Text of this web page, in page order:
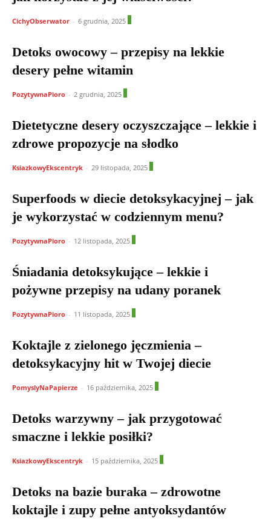
CichyObserwator - 6 grudnia, 2025
Detoks owocowy – przepisy na lekkie
desery pełne witamin
PozytywnaPioro - 2 grudnia, 2025
Dietetyczne desery oczyszczające – lekkie i
zdrowe propozycje na słodko
KsiazkowyEkscentryk - 29 listopada, 2025
Superfoods w diecie detoksykacyjnej – jak
je wykorzystać w codziennym menu?
PozytywnaPioro - 12 listopada, 2025
Śniadania detoksykujące – lekkie i
pożywne przepisy na udany poranek
PozytywnaPioro - 11 listopada, 2025
Koktajle z zielonego jęczmienia –
detoksykacyjny hit w Twojej diecie
PomyslyNaPapierze - 16 października, 2025
Detoks warzywny – jak przygotować
smaczne i lekkie posiłki?
KsiazkowyEkscentryk - 15 października, 2025
Detoks na bazie buraka – zdrowotne
koktajle i zupy pełne antyoksydantów